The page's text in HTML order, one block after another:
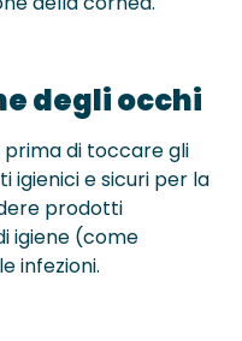
degli occhi
di toccare gli
igienici e sicuri per la
prodotti
igiene (come
infezioni.